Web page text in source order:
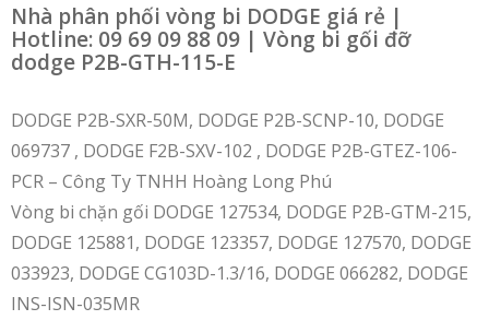
Nhà phân phối vòng bi DODGE giá rẻ |
Hotline: 09 69 09 88 09 | Vòng bi gối đỡ
dodge P2B-GTH-115-E
DODGE P2B-SXR-50M, DODGE P2B-SCNP-10, DODGE
069737 , DODGE F2B-SXV-102 , DODGE P2B-GTEZ-106-
PCR – Công Ty TNHH Hoàng Long Phú
Vòng bi chặn gối DODGE 127534, DODGE P2B-GTM-215,
DODGE 125881, DODGE 123357, DODGE 127570, DODGE
033923, DODGE CG103D-1.3/16, DODGE 066282, DODGE
INS-ISN-035MR